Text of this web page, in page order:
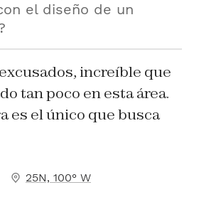
el diseño de un
increíble que
tan poco en esta área.
es el único que busca
25N, 100° W